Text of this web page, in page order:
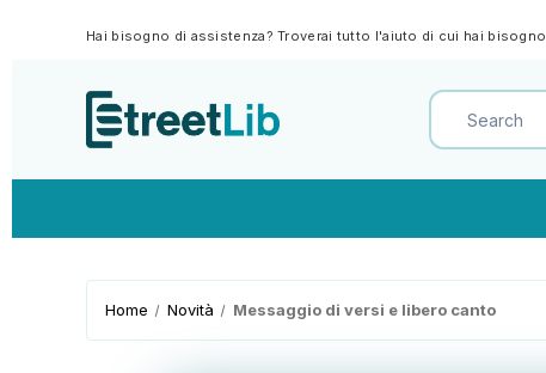
Hai bisogno di assistenza? Troverai tutto l'aiuto di cui hai bisogno
Home Novità Messaggio di versi e libero canto